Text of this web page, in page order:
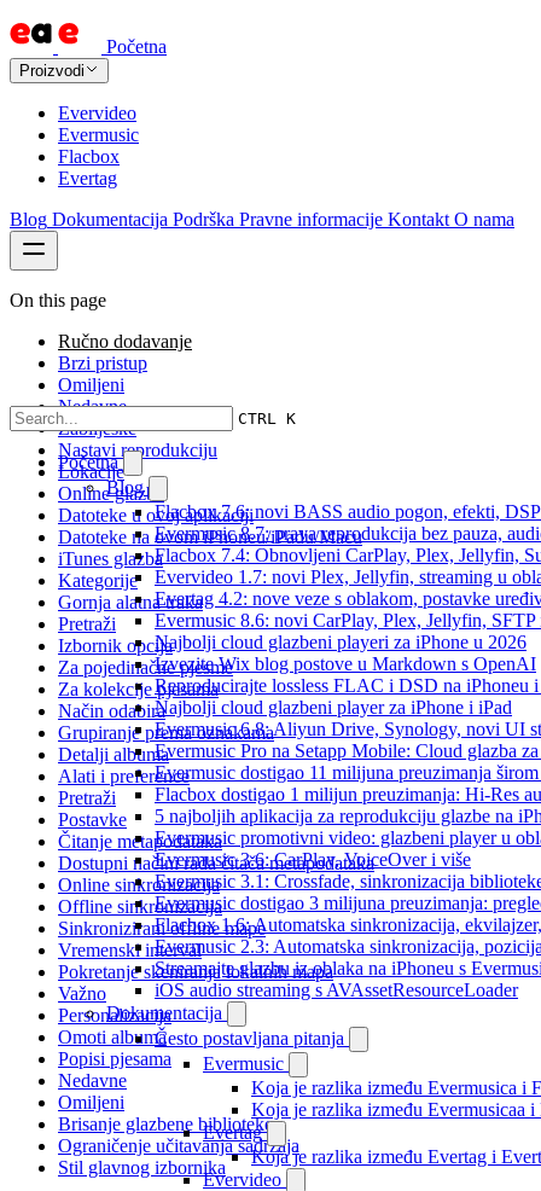
Početna
Proizvodi
Evervideo
Evermusic
Flacbox
Evertag
Blog Dokumentacija Podrška Pravne informacije Kontakt O nama
CTRL K
Početna
Blog
Flacbox 7.6: novi BASS audio pogon, efekti,
Evermusic 8.7: prava reprodukcija bez pauza,
Flacbox 7.4: Obnovljeni CarPlay, Plex, Jellyfin,
Evervideo 1.7: novi Plex, Jellyfin, streaming u
Evertag 4.2: nove veze s oblakom, postavke
Evermusic 8.6: novi CarPlay, Plex, Jellyfin,
Najbolji cloud glazbeni playeri za iPhone u 2026
Izvezite Wix blog postove u Markdown s OpenAI
Reproducirajte lossless FLAC i DSD na iPhoneu
Najbolji cloud glazbeni player za iPhone i iPad
Evermusic 6.8: Aliyun Drive, Synology, novi UI
Evermusic Pro na Setapp Mobile: Cloud glazba
Evermusic dostigao 11 milijuna preuzimanja
Flacbox dostigao 1 milijun preuzimanja: Hi-Res
5 najboljih aplikacija za reprodukciju glazbe na
Evermusic promotivni video: glazbeni player u
Evermusic 3.6: CarPlay, VoiceOver i više
Evermusic 3.1: Crossfade, sinkronizacija
Evermusic dostigao 3 milijuna preuzimanja:
Flacbox 1.6: Automatska sinkronizacija,
Evermusic 2.3: Automatska sinkronizacija,
Streamajte glazbu iz oblaka na iPhoneu s
iOS audio streaming s AVAssetResourceLoader
Dokumentacija
Često postavljana pitanja
Evermusic
Koja je razlika između Evermusica i
Koja je razlika između Evermusicaa i
Evertag
Koja je razlika između Evertag i
Evervideo
On this page
Ručno dodavanje
Brzi pristup
Omiljeni
Nedavne
Zabilješke
Nastavi reprodukciju
Lokacije
Online glazba
Datoteke u ovoj aplikaciji
Datoteke na ovom iPhoneu/iPadu/Macu
iTunes glazba
Kategorije
Gornja alatna traka
Pretraži
Izbornik opcija
Za pojedinačne pjesme
Za kolekcije pjesama
Način odabira
Grupiranje prema oznakama
Detalji albuma
Alati i preference
Pretraži
Postavke
Čitanje metapodataka
Dostupni načini rada čitača metapodataka
Online sinkronizacija
Offline sinkronizacija
Sinkronizirani offline mape
Vremenski interval
Pokretanje skeniranja lokalnih mapa
Važno
Personalizacija
Omoti albuma
Popisi pjesama
Nedavne
Omiljeni
Brisanje glazbene biblioteke
Ograničenje učitavanja sadržaja
Stil glavnog izbornika